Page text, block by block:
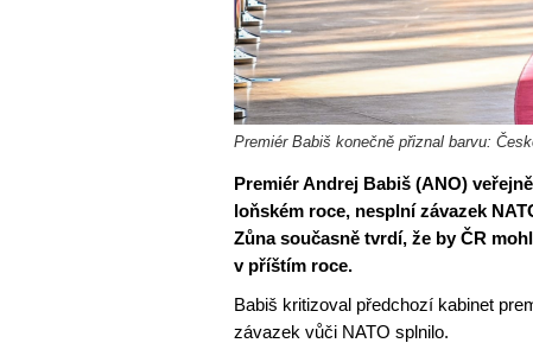
Premiér Babiš konečně přiznal barvu:
Premiér Andrej Babiš (ANO)
loňském roce, nesplní závazek
Zůna současně tvrdí, že by ČR
v příštím roce.
Babiš kritizoval předchozí kabinet
závazek vůči NATO splnilo.